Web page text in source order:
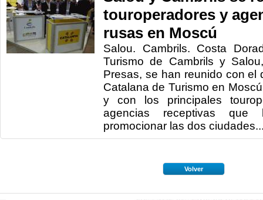
touroperadores y
rusas en Moscú
Salou. Cambrils. Costa
Turismo de Cambrils y
Presas, se han reunido con el
Catalana de Turismo en
y con los principales
agencias receptivas que
promocionar las dos
Volver